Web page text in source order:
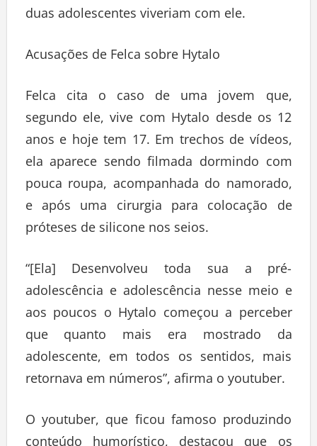
duas adolescentes viveriam com ele.
Acusações de Felca sobre Hytalo
Felca cita o caso de uma jovem que,
segundo ele, vive com Hytalo desde os 12
anos e hoje tem 17. Em trechos de vídeos,
ela aparece sendo filmada dormindo com
pouca roupa, acompanhada do namorado,
e após uma cirurgia para colocação de
próteses de silicone nos seios.
“[Ela] Desenvolveu toda sua a pré-
adolescência e adolescência nesse meio e
aos poucos o Hytalo começou a perceber
que quanto mais era mostrado da
adolescente, em todos os sentidos, mais
retornava em números”, afirma o youtuber.
O youtuber, que ficou famoso produzindo
conteúdo humorístico, destacou que os